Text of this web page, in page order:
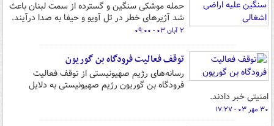
حمله موشکی سنگین و گسترده از سمت لبنان باعث
شد آژیرهای خطر در تل آویو و حیفا به صدا درآیند.
۲ آبان ۰۳ - ۰۹:۰۰
توقف فعالیت فرودگاه بن گوریون
رسانه‌های رژیم صهیونیستی از توقف فعالیت
فرودگاه بن گوریون رژیم صهیونیستی به دلایل
امنیتی خبر دادند.
۳۰ مهر ۰۳ - ۱۷:۲۷